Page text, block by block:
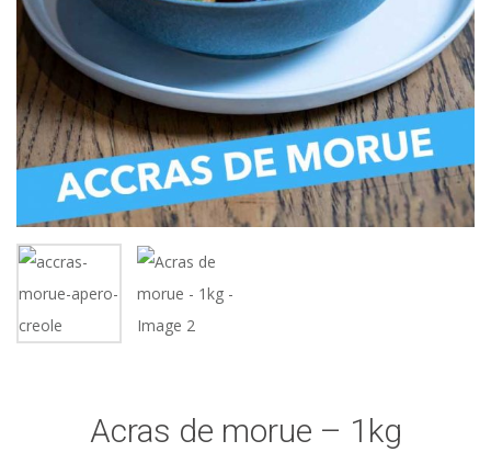
Acras de morue – 1kg